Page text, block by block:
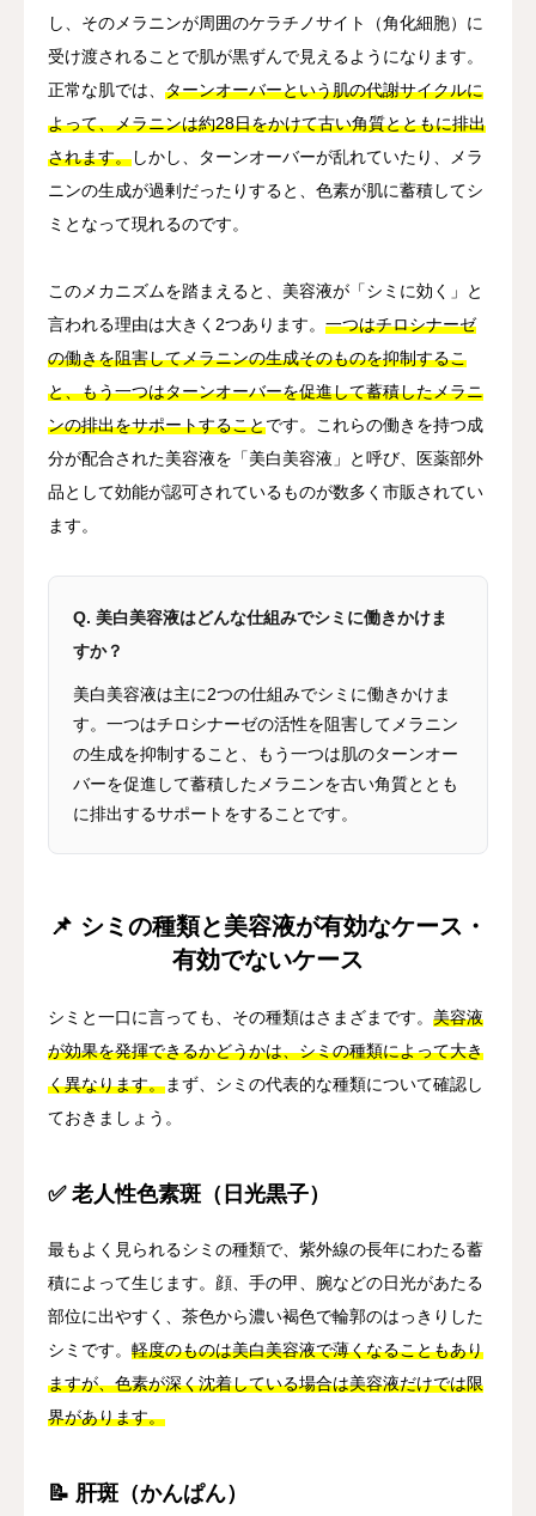
し、そのメラニンが周囲のケラチノサイト（角化細胞）に
受け渡されることで肌が黒ずんで見えるようになります。
正常な肌では、 ターンオーバーという肌の代謝サイクルに
よって、メラニンは約28日をかけて古い角質とともに排出
されます。しかし、ターンオーバーが乱れていたり、メラ
ニンの生成が過剰だったりすると、色素が肌に蓄積してシ
ミとなって現れるのです。
このメカニズムを踏まえると、美容液が「シミに効く」と
言われる理由は大きく2つあります。 一つはチロシナーゼ
の働きを阻害してメラニンの生成そのものを抑制するこ
と、もう一つはターンオーバーを促進して蓄積したメラニ
ンの排出をサポートすることです。これらの働きを持つ成
分が配合された美容液を「美白美容液」と呼び、医薬部外
品として効能が認可されているものが数多く市販されてい
ます。
Q. 美白美容液はどんな仕組みでシミに働きかけま
すか？
美白美容液は主に2つの仕組みでシミに働きかけま
す。一つはチロシナーゼの活性を阻害してメラニン
の生成を抑制すること、もう一つは肌のターンオー
バーを促進して蓄積したメラニンを古い角質ととも
に排出するサポートをすることです。
📌 シミの種類と美容液が有効なケース・
有効でないケース
シミと一口に言っても、その種類はさまざまです。 美容液
が効果を発揮できるかどうかは、シミの種類によって大き
く異なります。まず、シミの代表的な種類について確認し
ておきましょう。
✅ 老人性色素斑（日光黒子）
最もよく見られるシミの種類で、紫外線の長年にわたる蓄
積によって生じます。顔、手の甲、腕などの日光があたる
部位に出やすく、茶色から濃い褐色で輪郭のはっきりした
シミです。 軽度のものは美白美容液で薄くなることもあり
ますが、色素が深く沈着している場合は美容液だけでは限
界があります。
📝 肝斑（かんぱん）